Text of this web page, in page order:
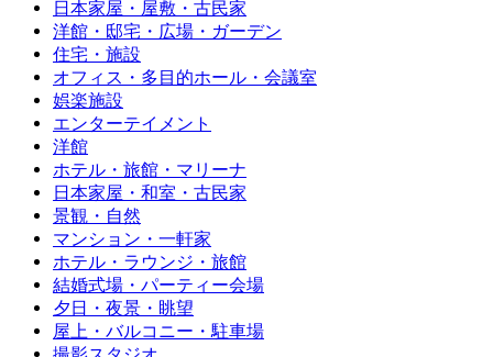
日本家屋・屋敷・古民家
洋館・邸宅・広場・ガーデン
住宅・施設
オフィス・多目的ホール・会議室
娯楽施設
エンターテイメント
洋館
ホテル・旅館・マリーナ
日本家屋・和室・古民家
景観・自然
マンション・一軒家
ホテル・ラウンジ・旅館
結婚式場・パーティー会場
夕日・夜景・眺望
屋上・バルコニー・駐車場